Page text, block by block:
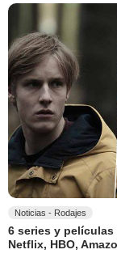
Noticias - Rodajes
6 series y películas
Netflix, HBO,